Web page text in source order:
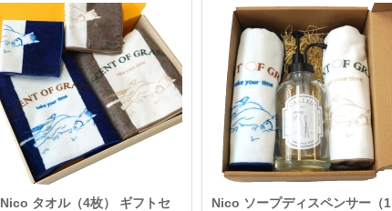
Nico タオル（4枚） ギフトセ
Nico ソープディスペンサー（1